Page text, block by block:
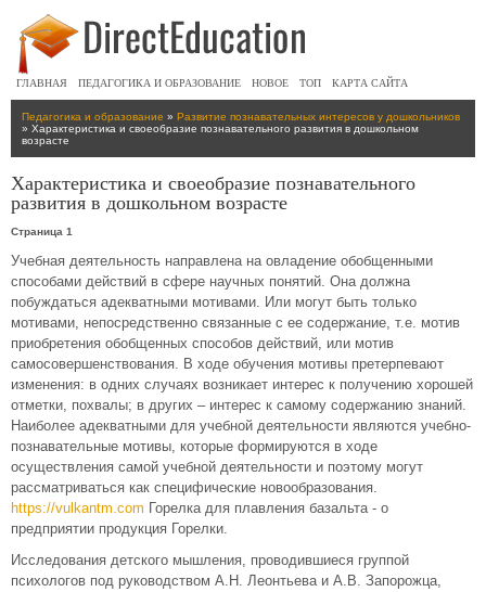
ГЛАВНАЯ ПЕДАГОГИКА И ОБРАЗОВАНИЕ НОВОЕ ТОП КАРТА САЙТА
Педагогика и образование » Развитие познавательных интересов у дошкольников
» Характеристика и своеобразие познавательного развития в дошкольном
возрасте
Характеристика и своеобразие познавательного
развития в дошкольном возрасте
Страница 1
Учебная деятельность направлена на овладение обобщенными
способами действий в сфере научных понятий. Она должна
побуждаться адекватными мотивами. Или могут быть только
мотивами, непосредственно связанные с ее содержание, т.е. мотив
приобретения обобщенных способов действий, или мотив
самосовершенствования. В ходе обучения мотивы претерпевают
изменения: в одних случаях возникает интерес к получению хорошей
отметки, похвалы; в других – интерес к самому содержанию знаний.
Наиболее адекватными для учебной деятельности являются учебно-
познавательные мотивы, которые формируются в ходе
осуществления самой учебной деятельности и поэтому могут
рассматриваться как специфические новообразования.
https://vulkantm.com Горелка для плавления базальта - о
предприятии продукция Горелки.
Исследования детского мышления, проводившиеся группой
психологов под руководством А.Н. Леонтьева и А.В. Запорожца,